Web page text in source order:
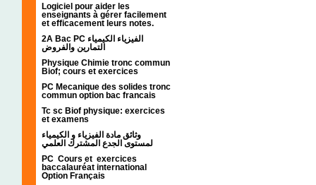
Logiciel pour aider les
enseignants à gérer facilement
et efficacement leurs notes.
2A Bac PC الفيزياء الكيمياء
التمارين والفروض
Physique Chimie tronc commun
Biof; cours et exercices
PC Mecanique des solides tronc
commun option bac francais
Tc sc Biof physique: exercices
et examens
وثائق مادة الفيزياء و الكيمياء
PC Cours et exercices
baccalauréat international
Option Français